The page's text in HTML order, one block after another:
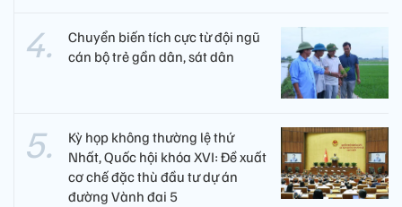
Chuyển biến tích cực từ đội ngũ
cán bộ trẻ gần dân, sát dân
Kỳ họp không thường lệ thứ
Nhất, Quốc hội khóa XVI: Đề xuất
cơ chế đặc thù đầu tư dự án
đường Vành đai 5